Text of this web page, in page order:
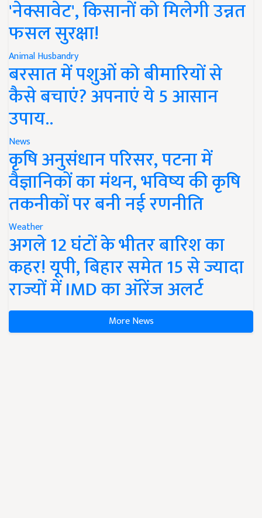
'नेक्सावेट', किसानों को मिलेगी उन्नत
फसल सुरक्षा!
Animal Husbandry
बरसात में पशुओं को बीमारियों से
कैसे बचाएं? अपनाएं ये 5 आसान
उपाय..
News
कृषि अनुसंधान परिसर, पटना में
वैज्ञानिकों का मंथन, भविष्य की कृषि
तकनीकों पर बनी नई रणनीति
Weather
अगले 12 घंटों के भीतर बारिश का
कहर! यूपी, बिहार समेत 15 से ज्यादा
राज्यों में IMD का ऑरेंज अलर्ट
More News